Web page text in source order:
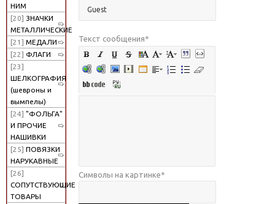
НИМ
[20] ЗНАЧКИ
МЕТАЛЛИЧЕСКИЕ
[21] МЕДАЛИ
[22] ФЛАГИ
[23]
ШЕЛКОГРАФИЯ
(шевроны и
вымпелы)
[24] "ФОЛЬГА"
И ПРОЧИЕ
НАШИВКИ
[25] ПОВЯЗКИ
НАРУКАВНЫЕ
[26]
СОПУТСТВУЮЩИЕ
ТОВАРЫ
Текст сообщения*
Символы на картинке*